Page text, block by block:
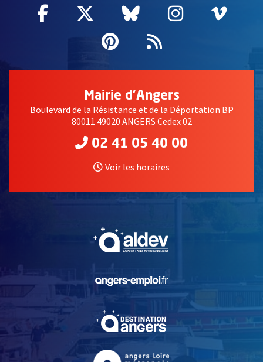
Facebook
, Ouvre une nouvelle fenêtre
Twitter
, Ouvre une nouvelle
Bluesky
, Ouvre une
Instagram
, Ouvre
,
Pinterest
, Ouvre une
Flux RSS
Mairie d'Angers
Boulevard de la Résistance et de la Déportation BP
80011 49020 ANGERS Cedex 02
02 41 05 40 00
Voir les horaires
, Ouvre une nouvelle
, Ouvre une nouvelle